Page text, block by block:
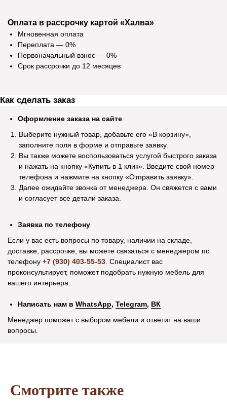
Оплата в рассрочку картой «Халва»
Мгновенная оплата
Переплата — 0%
Первоначальный взнос — 0%
Срок рассрочки до 12 месяцев
Как сделать заказ
Оформление заказа на сайте
Выберите нужный товар, добавьте его «В корзину»,
заполните поля в форме и отправьте заявку.
Вы также можете воспользоваться услугой быстрого заказа
и нажать на кнопку «Купить в 1 клик». Введите свой номер
телефона и нажмите на кнопку «Отправить заявку».
Далее ожидайте звонка от менеджера. Он свяжется с вами
и согласует все детали заказа.
Заявка по телефону
Если у вас есть вопросы по товару, наличии на складе,
доставке, рассрочке, вы можете связаться с менеджером по
телефону +7 (930) 403-55-53 . Специалист вас
проконсультирует, поможет подобрать нужную мебель для
вашего интерьера.
Написать нам в WhatsApp, Telegram, ВК
Менеджер поможет с выбором мебели и ответит на ваши
вопросы.
Смотрите также
качества. Вежливый персонал, приятно
общаться с продавцами. Постоянным
покупателям делают индивидуальные
скидки. Спасибо!
Акционные товары
+7 (930) 403-55-53
Сотрудничество с оптовиками
Написать в WhatsApp
Написать в Telegram
Рассрочка
Оплата и доставка
Возврат и обмен
Оптовикам
Контакты